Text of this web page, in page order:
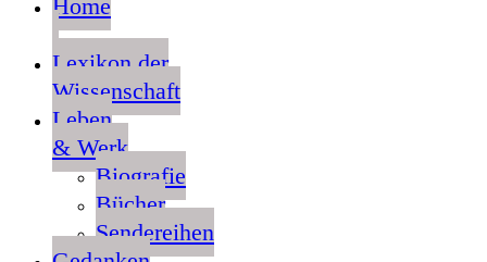
Home
Lexikon der
Wissenschaft
Leben
& Werk
Biografie
Bücher
Sendereihen